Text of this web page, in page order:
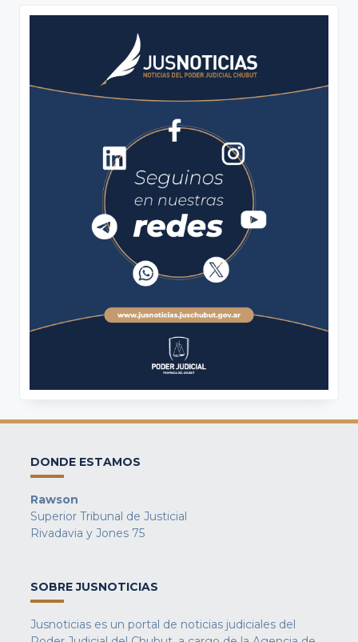
DONDE ESTAMOS
Rawson
Superior Tribunal de Justicial
Rivadavia y Jones 75
SOBRE JUSNOTICIAS
Jusnoticias es un portal de noticias judiciales del